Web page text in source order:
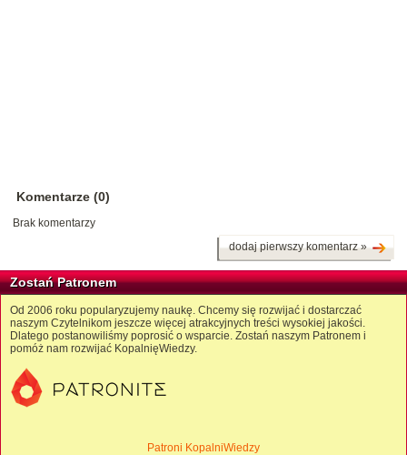
Komentarze (0)
Brak komentarzy
dodaj pierwszy komentarz »
Zostań Patronem
Od 2006 roku popularyzujemy naukę. Chcemy się rozwijać i dostarczać
naszym Czytelnikom jeszcze więcej atrakcyjnych treści wysokiej jakości.
Dlatego postanowiliśmy poprosić o wsparcie. Zostań naszym Patronem i
pomóż nam rozwijać KopalnięWiedzy.
Patroni KopalniWiedzy